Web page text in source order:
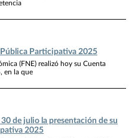
Pública Participativa 2025
(FNE) realizó hoy su Cuenta
en la que
30 de julio la presentación de su
2025